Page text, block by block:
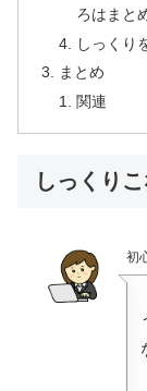
ろはまと
しっくり
まとめ
関連
しっくり
初